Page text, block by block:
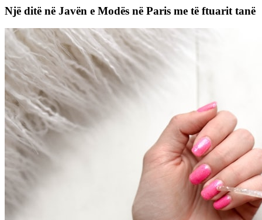
Një ditë në Javën e Modës në Paris me të ftuarit tanë